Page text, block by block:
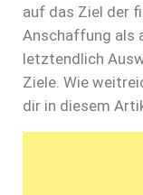
auf das Ziel der
Anschaffung als
letztendlich
Ziele. Wie
dir in diesem